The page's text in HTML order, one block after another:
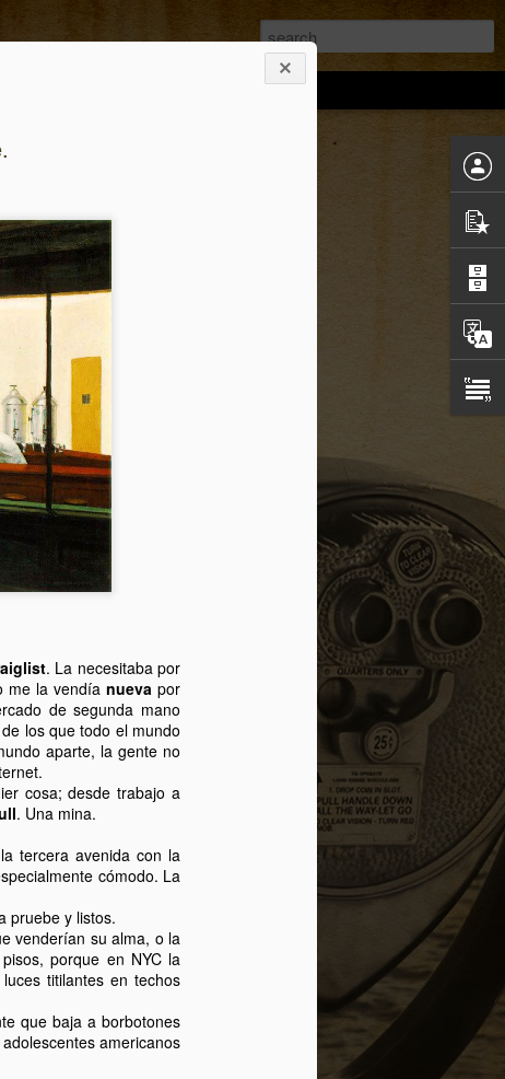
. La necesitaba por
me la vendíanueva por
de segunda mano
los que todo el mundo
aparte, la gente no
cosa; desde trabajo a
. Una mina.
tercera avenida con la
cómodo. La
pruebe y listos.
venderían su alma, o la
porque en NYC la
luces titilantes en techos
que baja a borbotones
americanos
todo el día más allá de intentar
respetable hombre de bien. Esta es la
dos días. No han sido ni más ni menos
en nuestra vida neoyorkina, pero
levantamos tarde, sobre las 9.30,
porque teníamos un Bruch en el
The Cloisters. Yo cogí mi cámara, que
quería tomar un mínimo de 500
poderlas montar con un software que
27
De vuelta.
Han pasado casi dos meses
acontecimientos me han tenido
relativamente alejado del pulso de
reciente paternidad.
Por lo tanto mi hijo es un
newyorker documentado.
vástago que se precie, acabará
odiando la ciudad que a su padre